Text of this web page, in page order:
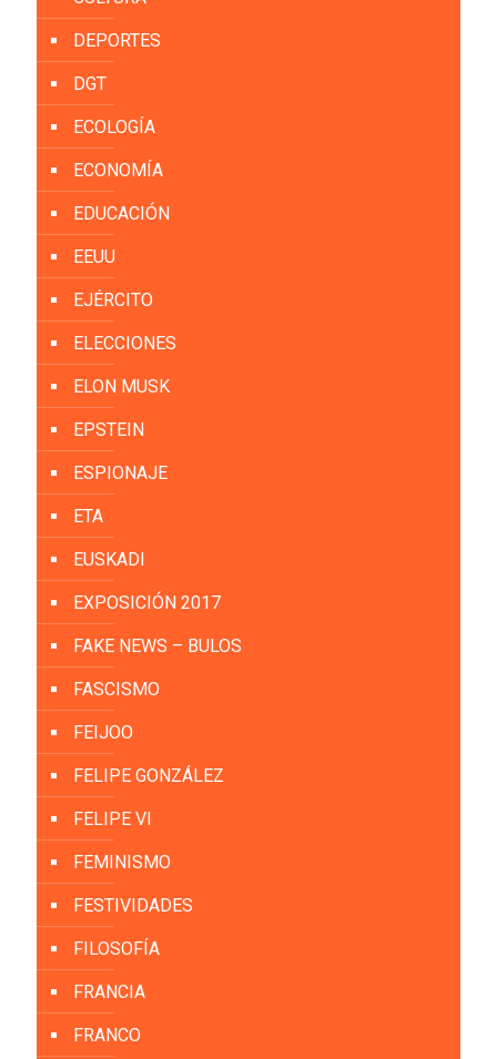
DEPORTES
DGT
ECOLOGÍA
ECONOMÍA
EDUCACIÓN
EEUU
EJÉRCITO
ELECCIONES
ELON MUSK
EPSTEIN
ESPIONAJE
ETA
EUSKADI
EXPOSICIÓN 2017
FAKE NEWS – BULOS
FASCISMO
FEIJOO
FELIPE GONZÁLEZ
FELIPE VI
FEMINISMO
FESTIVIDADES
FILOSOFÍA
FRANCIA
FRANCO